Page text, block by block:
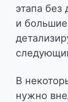
этапа без
и
В
нужно